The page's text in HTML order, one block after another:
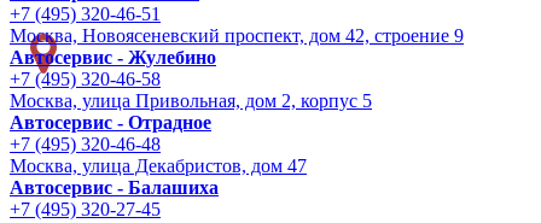
+7 (495) 320-46-51
Москва, Новоясеневский проспект, дом 42, строение 9
Автосервис - Жулебино
+7 (495) 320-46-58
Москва, улица Привольная, дом 2, корпус 5
Автосервис - Отрадное
+7 (495) 320-46-48
Москва, улица Декабристов, дом 47
Автосервис - Балашиха
+7 (495) 320-27-45